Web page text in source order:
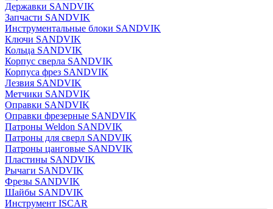
Державки SANDVIK
Запчасти SANDVIK
Инструментальные блоки SANDVIK
Ключи SANDVIK
Кольца SANDVIK
Корпус сверла SANDVIK
Корпуса фрез SANDVIK
Лезвия SANDVIK
Метчики SANDVIK
Оправки SANDVIK
Оправки фрезерные SANDVIK
Патроны Weldon SANDVIK
Патроны для сверл SANDVIK
Патроны цанговые SANDVIK
Пластины SANDVIK
Рычаги SANDVIK
Фрезы SANDVIK
Шайбы SANDVIK
Инструмент ISCAR